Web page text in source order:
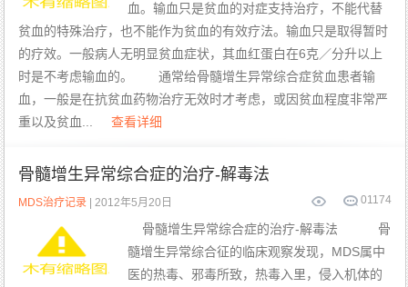
血。输血只是贫血的对症支持治疗，不能代替
贫血的特殊治疗，也不能作为贫血的有效疗法。输血只是取得暂时
的疗效。一般病人无明显贫血症状，其血红蛋白在6克／分升以上
时是不考虑输血的。 通常给骨髓增生异常综合症贫血患者输
血，一般是在抗贫血药物治疗无效时才考虑，或因贫血程度非常严
重以及贫血...
查看详细
骨髓增生异常综合症的治疗-解毒法
1174
0
MDS治疗记录 | 2012年5月20日
骨髓增生异常综合症的治疗-解毒法 骨
髓增生异常综合征的临床观察发现，MDS属中
医的热毒、邪毒所致，热毒入里，侵入机体的